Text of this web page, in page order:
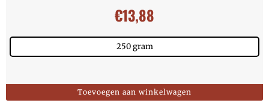
€13,88
250 gram
Toevoegen aan winkelwagen